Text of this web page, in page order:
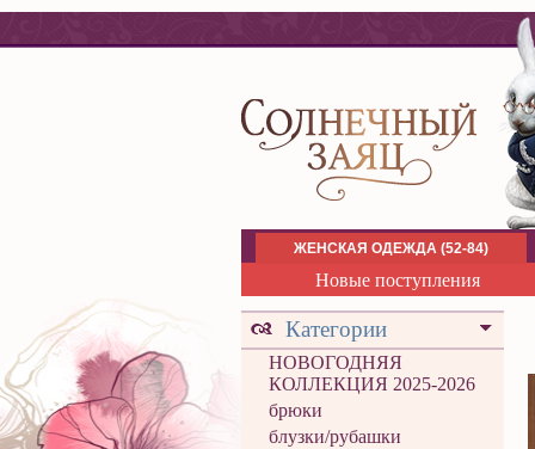
ЖЕНСКАЯ ОДЕЖДА (52-84)
Новые поступления
Категории
НОВОГОДНЯЯ
КОЛЛЕКЦИЯ 2025-2026
брюки
блузки/рубашки